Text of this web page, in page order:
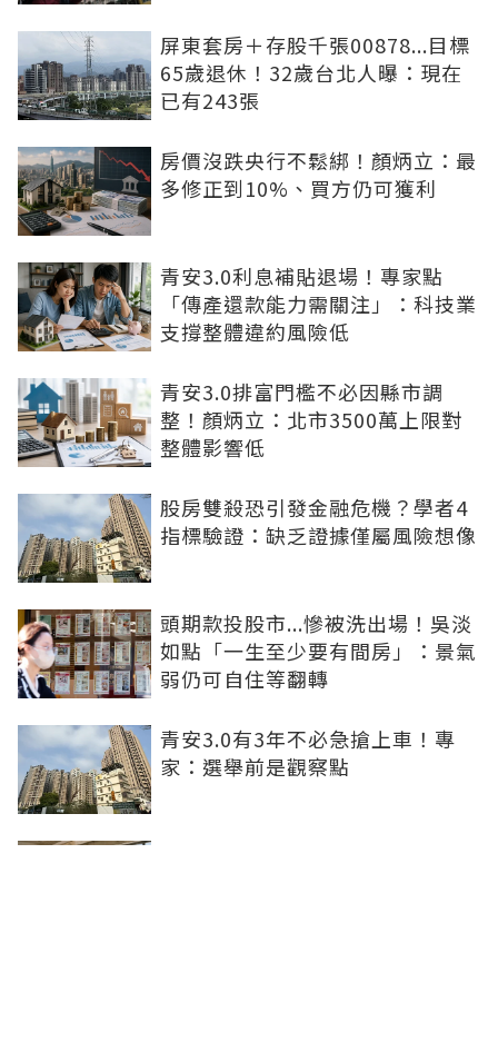
屏東套房＋存股千張00878...目標
65歲退休！32歲台北人曝：現在
已有243張
房價沒跌央行不鬆綁！顏炳立：最
多修正到10%、買方仍可獲利
青安3.0利息補貼退場！專家點
「傳產還款能力需關注」：科技業
支撐整體違約風險低
青安3.0排富門檻不必因縣市調
整！顏炳立：北市3500萬上限對
整體影響低
股房雙殺恐引發金融危機？學者4
指標驗證：缺乏證據僅屬風險想像
頭期款投股市...慘被洗出場！吳淡
如點「一生至少要有間房」：景氣
弱仍可自住等翻轉
青安3.0有3年不必急搶上車！專
家：選舉前是觀察點